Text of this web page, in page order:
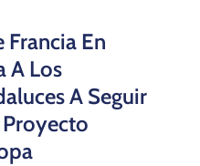
En
A Los
A Seguir